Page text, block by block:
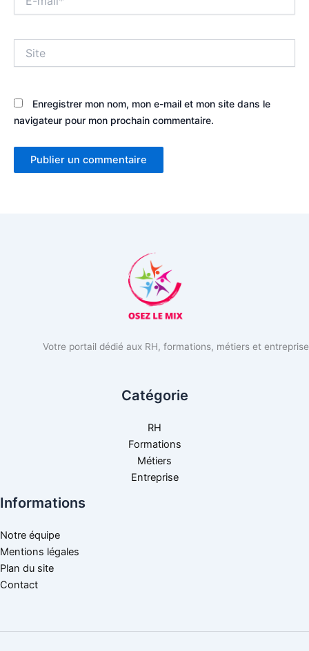
mail*
Enregistrer mon nom, mon e-mail et mon site dans le
navigateur pour mon prochain commentaire.
Votre portail dédié aux RH, formations, métiers et entreprise
Catégorie
RH
Formations
Métiers
Entreprise
Informations
Notre équipe
Mentions légales
Plan du site
Contact